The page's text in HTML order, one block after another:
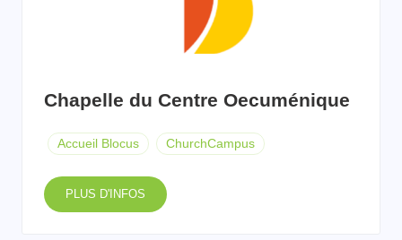
Chapelle du Centre Oecuménique
Accueil Blocus ChurchCampus
PLUS D'INFOS